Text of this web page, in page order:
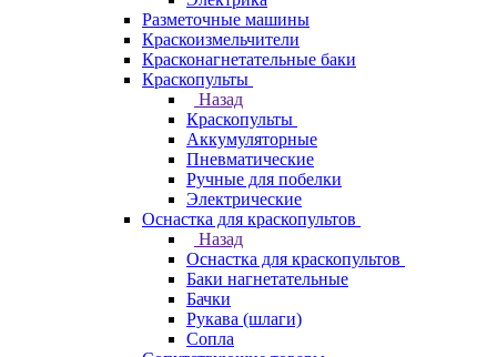
Разметочные машины
Краскоизмельчители
Красконагнетательные баки
Краскопульты
Назад
Краскопульты
Аккумуляторные
Пневматические
Ручные для побелки
Электрические
Оснастка для краскопультов
Назад
Оснастка для краскопультов
Баки нагнетательные
Бачки
Рукава (шлаги)
Сопла